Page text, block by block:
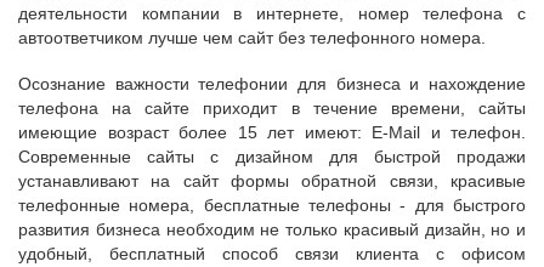
деятельности компании в интернете, номер телефона с
автоответчиком лучше чем сайт без телефонного номера.
Осознание важности телефонии для бизнеса и нахождение
телефона на сайте приходит в течение времени, сайты
имеющие возраст более 15 лет имеют: E-Mail и телефон.
Современные сайты с дизайном для быстрой продажи
устанавливают на сайт формы обратной связи, красивые
телефонные номера, бесплатные телефоны - для быстрого
развития бизнеса необходим не только красивый дизайн, но и
удобный, бесплатный способ связи клиента с офисом